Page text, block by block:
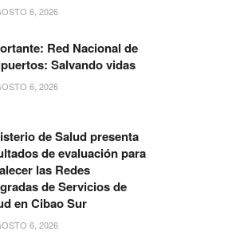
6, 2026
Red Nacional de
Salvando vidas
6, 2026
de Salud presenta
de evaluación para
las Redes
de Servicios de
en Cibao Sur
6, 2026